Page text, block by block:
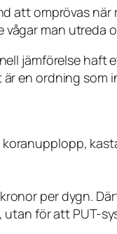
att omprövas
man utreda
jämförelse haft
en ordning som
per dygn.
utan för att PUT-